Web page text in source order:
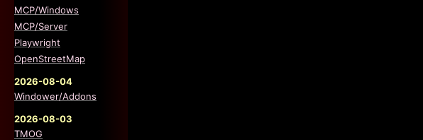
MCP/Windows
MCP/Server
Playwright
OpenStreetMap
2026-08-04
Windower/Addons
2026-08-03
TMOG